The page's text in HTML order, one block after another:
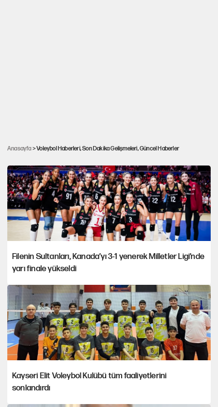
Anasayfa > Voleybol Haberleri, Son Dakika Gelişmeleri, Güncel Haberler
Slovenya'ya yenilerek elendi
Filenin Sultanları, Kanada’yı 3-1 yenerek Milletler Ligi’nde
yarı finale yükseldi
Kayseri Elit Voleybol Kulübü tüm faaliyetlerini
sonlandırdı